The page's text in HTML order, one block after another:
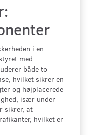
i en
med
både to
hvilket sikrer en
og højplacerede
især under
sikrer, at
hvilket er